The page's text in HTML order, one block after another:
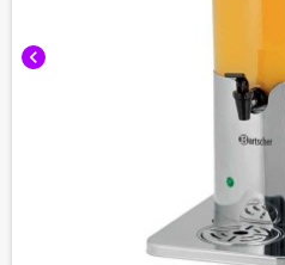
chevron_left